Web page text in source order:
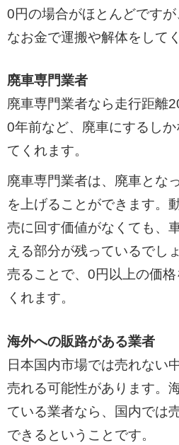
0円の場合がほとんどです
なお金で運搬や解体をして
廃車専門業者
廃車専門業者なら走行距離
0年前など、廃車にするし
てくれます。
廃車専門業者は、廃車とな
を上げることができます。
売に回す価値がなくても、
える部分が残っているでし
売ることで、0円以上の価
くれます。
海外への販路がある業者
日本国内市場では売れない
売れる可能性があります。
ている業者なら、国内では
できるということです。